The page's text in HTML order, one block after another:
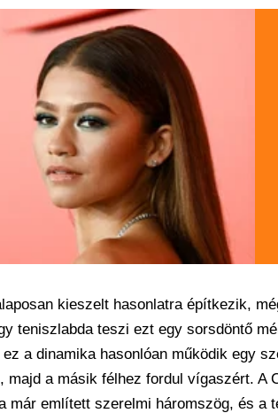
kieszelt hasonlatra építkezik,
teniszlabda teszi ezt egy sorsdöntő
a dinamika hasonlóan működik egy
majd a másik félhez fordul vígaszért. A
már említett szerelmi háromszög, és a